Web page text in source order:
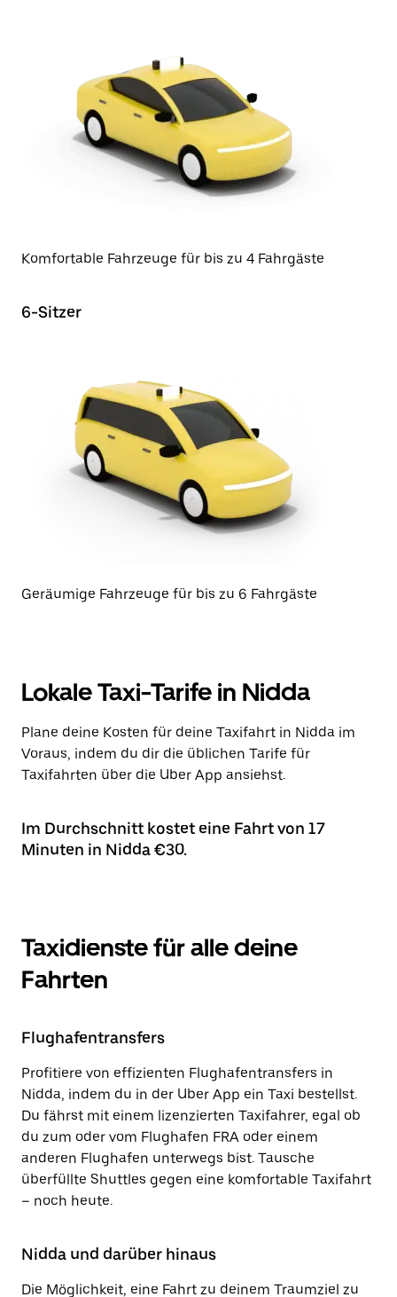
Komfortable Fahrzeuge für bis zu 4 Fahrgäste
6-Sitzer
Geräumige Fahrzeuge für bis zu 6 Fahrgäste
Lokale Taxi-Tarife in Nidda
Plane deine Kosten für deine Taxifahrt in Nidda im
Voraus, indem du dir die üblichen Tarife für
Taxifahrten über die Uber App ansiehst.
Im Durchschnitt kostet eine Fahrt von 17
Minuten in Nidda €30.
Taxidienste für alle deine
Fahrten
Flughafentransfers
Profitiere von effizienten Flughafentransfers in
Nidda, indem du in der Uber App ein Taxi bestellst.
Du fährst mit einem lizenzierten Taxifahrer, egal ob
du zum oder vom Flughafen FRA oder einem
anderen Flughafen unterwegs bist. Tausche
überfüllte Shuttles gegen eine komfortable Taxifahrt
– noch heute.
Nidda und darüber hinaus
Die Möglichkeit, eine Fahrt zu deinem Traumziel zu